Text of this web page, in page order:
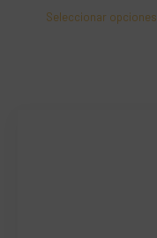
Seleccionar opciones